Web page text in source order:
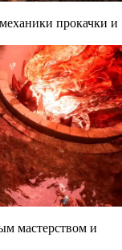
прокачки и
мастерством и